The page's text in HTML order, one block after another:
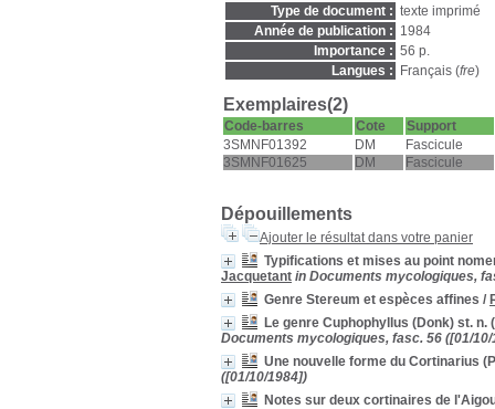
Type de document : texte imprimé
Année de publication : 1984
Importance : 56 p.
Langues :
Français (fre)
Exemplaires(2)
Code-barres Cote
Support
3SMNF01392
DM
Fascicule
3SMNF01625
DM Fascicule
Dépouillements
Ajouter le résultat dans votre panier
Typifications et mises au point
Jacquetant in Documents mycologiques,
Genre Stereum et espèces affines /
Le genre Cuphophyllus (Donk) st. n.
Documents mycologiques, fasc. 56 ([01/10/
Une nouvelle forme du Cortinarius
([01/10/1984])
Notes sur deux cortinaires de